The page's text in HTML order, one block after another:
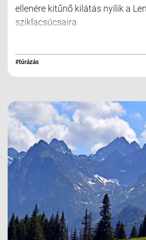
ellenére kitűnő kilátás nyílik a
sziklacsúcsaira
#túrázás